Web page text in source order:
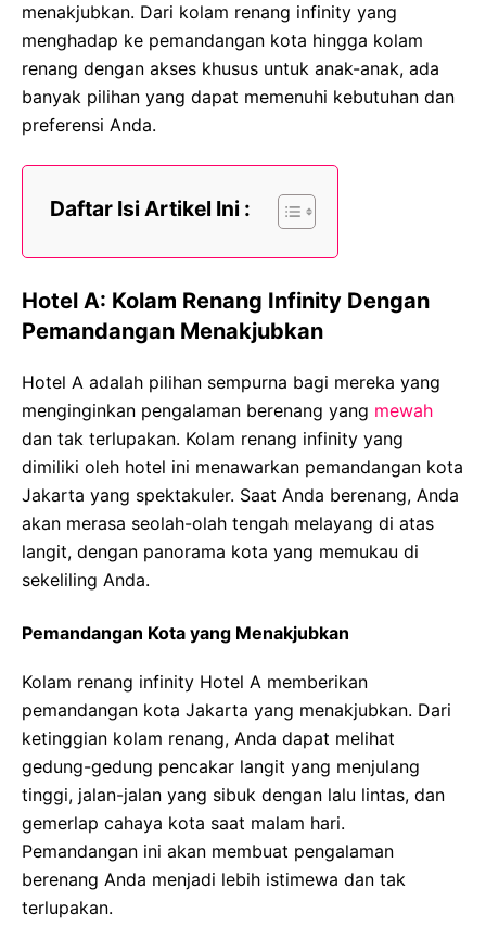
menakjubkan. Dari kolam renang infinity yang
menghadap ke pemandangan kota hingga kolam
renang dengan akses khusus untuk anak-anak, ada
banyak pilihan yang dapat memenuhi kebutuhan dan
preferensi Anda.
Daftar Isi Artikel Ini :
Hotel A: Kolam Renang Infinity Dengan
Pemandangan Menakjubkan
Hotel A adalah pilihan sempurna bagi mereka yang
menginginkan pengalaman berenang yang mewah
dan tak terlupakan. Kolam renang infinity yang
dimiliki oleh hotel ini menawarkan pemandangan kota
Jakarta yang spektakuler. Saat Anda berenang, Anda
akan merasa seolah-olah tengah melayang di atas
langit, dengan panorama kota yang memukau di
sekeliling Anda.
Pemandangan Kota yang Menakjubkan
Kolam renang infinity Hotel A memberikan
pemandangan kota Jakarta yang menakjubkan. Dari
ketinggian kolam renang, Anda dapat melihat
gedung-gedung pencakar langit yang menjulang
tinggi, jalan-jalan yang sibuk dengan lalu lintas, dan
gemerlap cahaya kota saat malam hari.
Pemandangan ini akan membuat pengalaman
berenang Anda menjadi lebih istimewa dan tak
terlupakan.